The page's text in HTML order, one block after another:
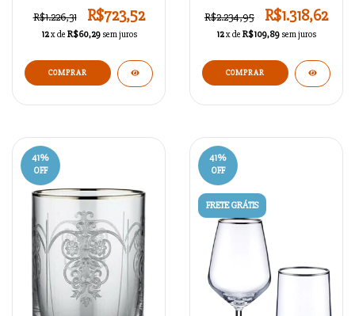
ABCMLB023
R$1.226,31 R$723,52
12x de R$60,29 sem juros
COMPRAR
R$2.234,95
R$1.318,62
12x de R$109,89 sem juros
COMPRAR
41%
OFF
41%
OFF
FRETE GRÁTIS